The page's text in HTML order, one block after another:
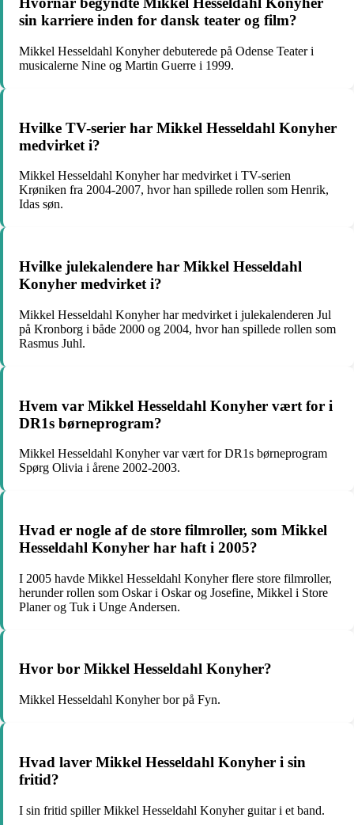
sin karriere inden for dansk teater og film?
Mikkel Hesseldahl Konyher debuterede på Odense Teater i
musicalerne Nine og Martin Guerre i 1999.
Hvilke TV-serier har Mikkel Hesseldahl Konyher
medvirket i?
Mikkel Hesseldahl Konyher har medvirket i TV-serien
Krøniken fra 2004-2007, hvor han spillede rollen som Henrik,
Idas søn.
Hvilke julekalendere har Mikkel Hesseldahl
Konyher medvirket i?
Mikkel Hesseldahl Konyher har medvirket i julekalenderen Jul
på Kronborg i både 2000 og 2004, hvor han spillede rollen som
Rasmus Juhl.
Hvem var Mikkel Hesseldahl Konyher vært for i
DR1s børneprogram?
Mikkel Hesseldahl Konyher var vært for DR1s børneprogram
Spørg Olivia i årene 2002-2003.
Hvad er nogle af de store filmroller, som Mikkel
Hesseldahl Konyher har haft i 2005?
I 2005 havde Mikkel Hesseldahl Konyher flere store filmroller,
herunder rollen som Oskar i Oskar og Josefine, Mikkel i Store
Planer og Tuk i Unge Andersen.
Hvor bor Mikkel Hesseldahl Konyher?
Mikkel Hesseldahl Konyher bor på Fyn.
Hvad laver Mikkel Hesseldahl Konyher i sin
fritid?
I sin fritid spiller Mikkel Hesseldahl Konyher guitar i et band.